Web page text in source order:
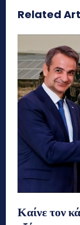
Related
Καίνε τον